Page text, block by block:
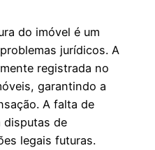
do imóvel é um
jurídicos. A
registrada no
garantindo a
A falta de
disputas de
legais futuras.